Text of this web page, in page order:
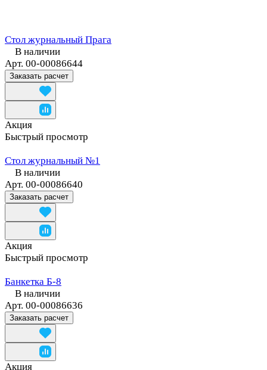
Стол журнальный Прага
В наличии
Арт. 00-00086644
Заказать расчет
Акция
Быстрый просмотр
Стол журнальный №1
В наличии
Арт. 00-00086640
Заказать расчет
Акция
Быстрый просмотр
Банкетка Б-8
В наличии
Арт. 00-00086636
Заказать расчет
Акция